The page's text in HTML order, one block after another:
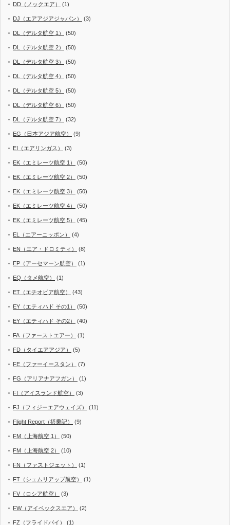
DD（ノックエア） (1)
DJ（エアアジアジャパン） (3)
DL（デルタ航空 1） (50)
DL（デルタ航空 2） (50)
DL（デルタ航空 3） (50)
DL（デルタ航空 4） (50)
DL（デルタ航空 5） (50)
DL（デルタ航空 6） (50)
DL（デルタ航空 7） (32)
EG（日本アジア航空） (9)
EI（エアリンガス） (3)
EK（エミレーツ航空 1） (50)
EK（エミレーツ航空 2） (50)
EK（エミレーツ航空 3） (50)
EK（エミレーツ航空 4） (50)
EK（エミレーツ航空 5） (45)
EL（エアーニッポン） (4)
EN（エア・ドロミティ） (8)
EP（アーセマーン航空） (1)
EQ（タメ航空） (1)
ET（エチオピア航空） (43)
EY（エティハド その1） (50)
EY（エティハド その2） (40)
FA（ファーストエアー） (1)
FD（タイエアアジア） (5)
FE（ファーイースタン） (7)
FG（アリアナアフガン） (1)
FI（アイスランド航空） (3)
FJ（フィジーエアウェイズ） (11)
Flight Report（搭乗記） (9)
FM（上海航空 1） (50)
FM（上海航空 2） (10)
FN（ファストジェット） (1)
FT（シェムリアップ航空） (1)
FV（ロシア航空） (3)
FW（アイベックスエア） (2)
FZ（フライドバイ） (1)